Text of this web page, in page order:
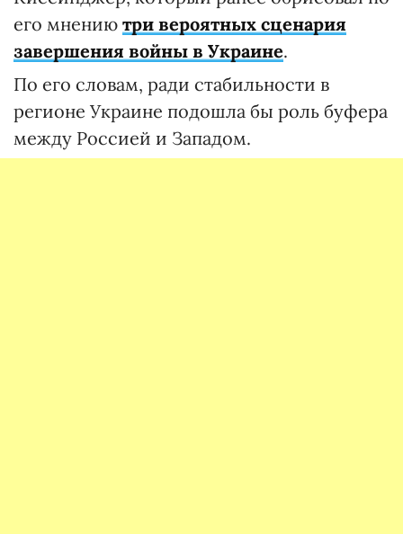
его мнению три вероятных сценария
завершения войны в Украине.
По его словам, ради стабильности в
регионе Украине подошла бы роль буфера
между Россией и Западом.